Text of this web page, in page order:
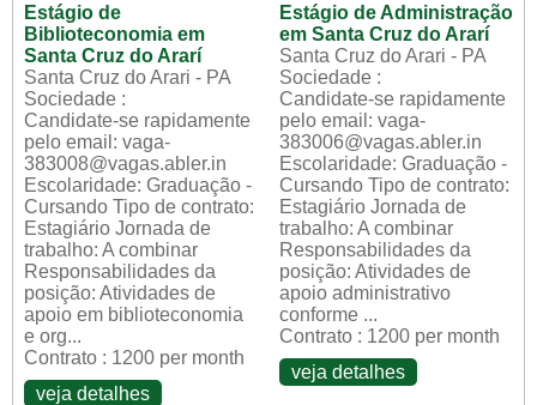
Estágio de
Biblioteconomia em
Santa Cruz do Ararí
Santa Cruz do Arari - PA
Sociedade :
Candidate-se rapidamente
pelo email: vaga-
383008@vagas.abler.in
Escolaridade: Graduação -
Cursando Tipo de contrato:
Estagiário Jornada de
trabalho: A combinar
Responsabilidades da
posição: Atividades de
apoio em biblioteconomia
e org...
Contrato : 1200 per month
veja detalhes
Estágio de Administração
em Santa Cruz do Ararí
Santa Cruz do Arari - PA
Sociedade :
Candidate-se rapidamente
pelo email: vaga-
383006@vagas.abler.in
Escolaridade: Graduação -
Cursando Tipo de contrato:
Estagiário Jornada de
trabalho: A combinar
Responsabilidades da
posição: Atividades de
apoio administrativo
conforme ...
Contrato : 1200 per month
veja detalhes